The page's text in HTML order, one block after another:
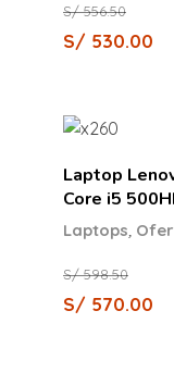
S/ 530.00
S/556.50
Laptop
Core i5
S/ 570.00
S/598.50
Laptops